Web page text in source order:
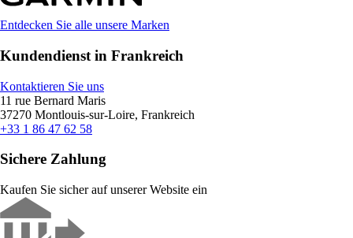
Entdecken Sie alle unsere Marken
Kundendienst in Frankreich
Kontaktieren Sie uns
11 rue Bernard Maris
37270 Montlouis-sur-Loire, Frankreich
+33 1 86 47 62 58
Sichere Zahlung
Kaufen Sie sicher auf unserer Website ein